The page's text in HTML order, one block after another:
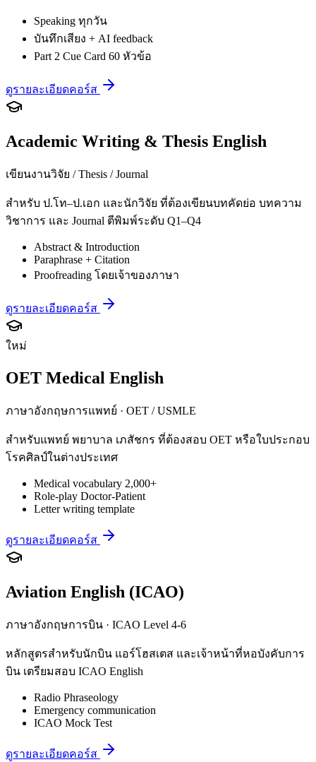
Speaking ทุกวัน
บันทึกเสียง + AI feedback
Part 2 Cue Card 60 หัวข้อ
ดูรายละเอียดคอร์ส
Academic Writing & Thesis English
เขียนงานวิจัย / Thesis / Journal
สำหรับ ป.โท–ป.เอก และนักวิจัย ที่ต้องเขียนบทคัดย่อ บทความ
วิชาการ และ Journal ตีพิมพ์ระดับ Q1–Q4
Abstract & Introduction
Paraphrase + Citation
Proofreading โดยเจ้าของภาษา
ดูรายละเอียดคอร์ส
ใหม่
OET Medical English
ภาษาอังกฤษการแพทย์ · OET / USMLE
สำหรับแพทย์ พยาบาล เภสัชกร ที่ต้องสอบ OET หรือใบประกอบ
โรคศิลป์ในต่างประเทศ
Medical vocabulary 2,000+
Role-play Doctor-Patient
Letter writing template
ดูรายละเอียดคอร์ส
Aviation English (ICAO)
ภาษาอังกฤษการบิน · ICAO Level 4-6
หลักสูตรสำหรับนักบิน แอร์โฮสเตส และเจ้าหน้าที่หอบังคับการ
บิน เตรียมสอบ ICAO English
Radio Phraseology
Emergency communication
ICAO Mock Test
ดูรายละเอียดคอร์ส